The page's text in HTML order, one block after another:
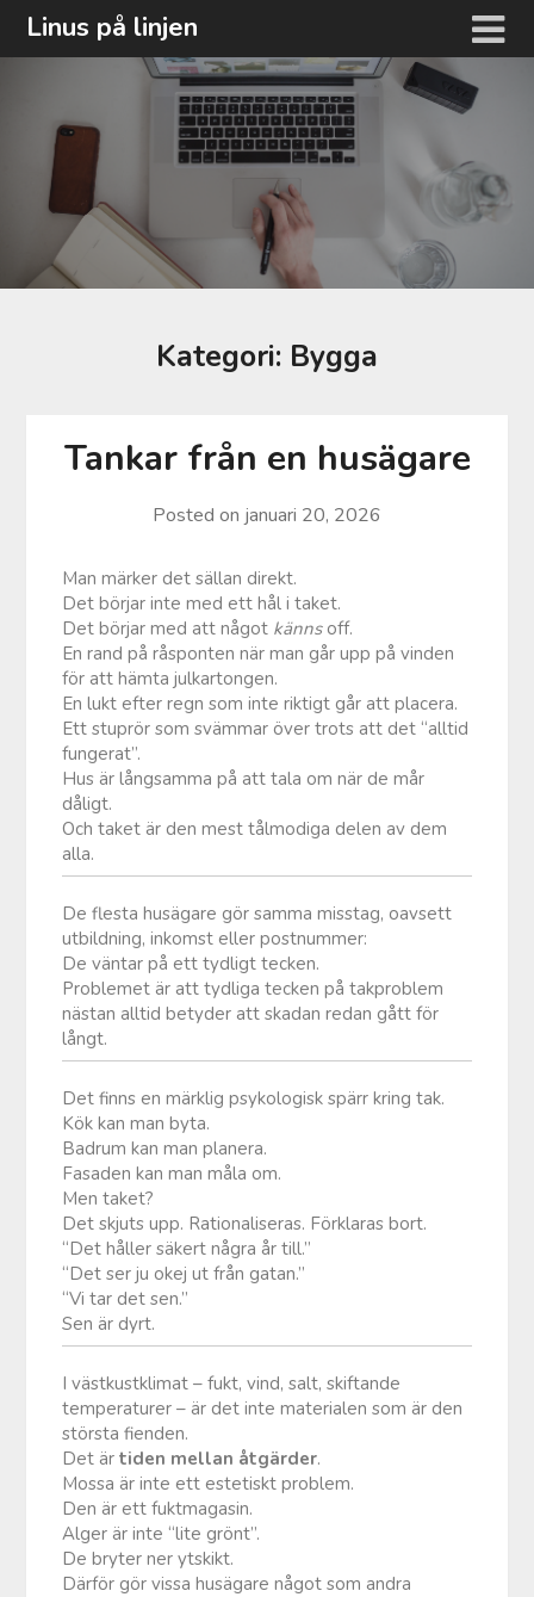
HoppaLinus på linjen
Kategori: Bygga
Tankar från en husägare
Posted on januari 20, 2026
Man märker det sällan direkt.
Det börjar inte med ett hål i taket.
Det börjar med att något kännsoff.
En rand på råsponten när man går upp på vinden
för att hämta julkartongen.
En lukt efter regn som inte riktigt går att placera.
Ett stuprör som svämmar över trots att det “alltid
fungerat”.
Hus är långsamma på att tala om när de mår
dåligt.
Och taket är den mest tålmodiga delen av dem
alla.
De flesta husägare gör samma misstag, oavsett
utbildning, inkomst eller postnummer:
De väntar på ett tydligt tecken.
Problemet är att tydliga tecken på takproblem
nästan alltid betyder att skadan redan gått för
långt.
Det finns en märklig psykologisk spärr kring tak.
Kök kan man byta.
Badrum kan man planera.
Fasaden kan man måla om.
Men taket?
Det skjuts upp. Rationaliseras. Förklaras bort.
“Det håller säkert några år till.”
“Det ser ju okej ut från gatan.”
“Vi tar det sen.”
Sen är dyrt.
I västkustklimat – fukt, vind, salt, skiftande
temperaturer – är det inte materialen som är den
största fienden.
Det ärtiden mellan åtgärder.
Mossa är inte ett estetiskt problem.
Den är ett fuktmagasin.
Alger är inte “lite grönt”.
De bryter ner ytskikt.
Därför gör vissa husägare något som andra